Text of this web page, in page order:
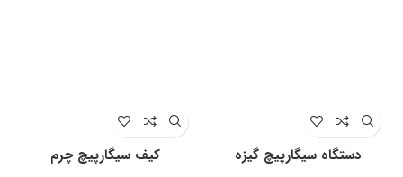
دستگاه سیگارپیچ گیزه
کیف سیگارپیچ چرم